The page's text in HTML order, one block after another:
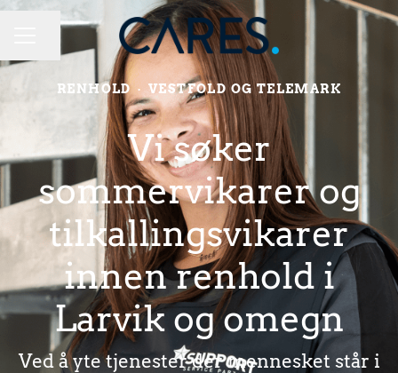
KARRIEREMENY
RENHOLD · VESTFOLD OG TELEMARK
Vi søker
sommervikarer og
tilkallingsvikarer
innen renhold i
Larvik og omegn
Ved å yte tjenester der mennesket står i